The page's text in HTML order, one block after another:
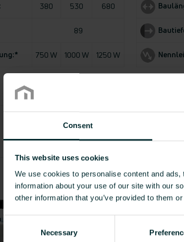
Consent
This website uses cookies
We use cookies to personalise content and
information about your use of our site with our
other information that you’ve provided to them
Necessary
380 530 680
89
750 W 1000 W 1250 W